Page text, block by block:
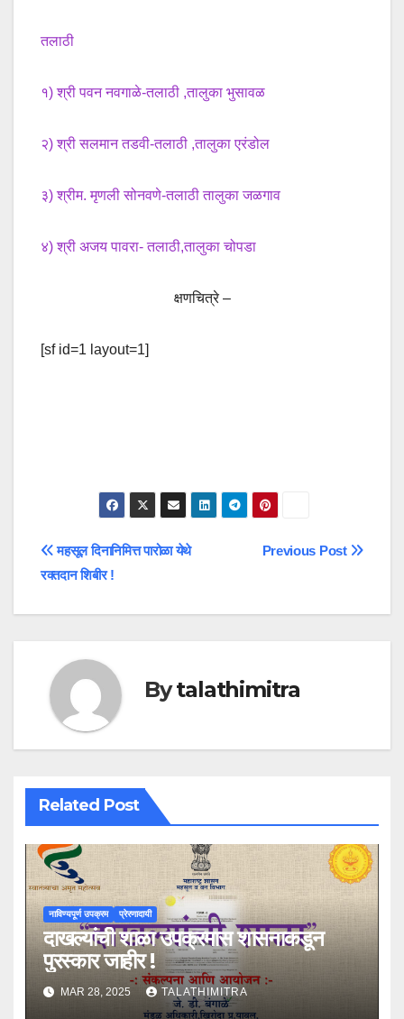
तलाठी
१) श्री पवन नवगाळे-तलाठी ,तालुका भुसावळ
२) श्री सलमान तडवी-तलाठी ,तालुका एरंडोल
३) श्रीम. मृणली सोनवणे-तलाठी तालुका जळगाव
४) श्री अजय पावरा- तलाठी,तालुका चोपडा
क्षणचित्रे –
[sf id=1 layout=1]
Post
Previous Post
महसूल दिनानिमित्त पारोळा येथे
रक्तदान शिबीर !
Bytalathimitra
Related Post
नाविण्यपूर्ण उपक्रम प्रेरणादायी
दाखल्यांची शाळा उपक्रमास शासनाकडून
पुरस्कार जाहीर !
MAR 28, 2025 TALATHIMITRA